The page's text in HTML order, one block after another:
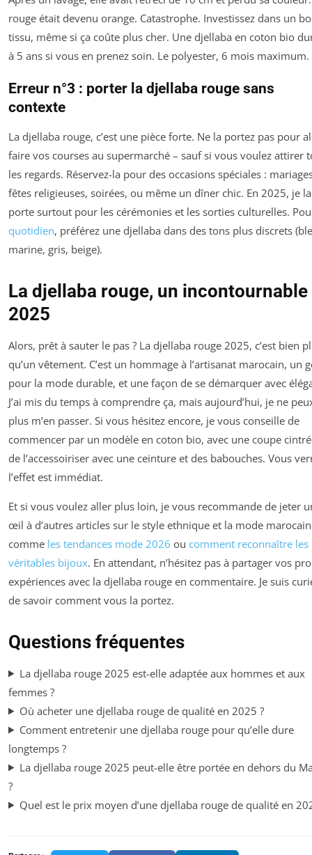
rouge était devenu orange. Catastrophe. Investissez dans un
tissu, même si ça coûte plus cher. Une djellaba en coton bio
à 5 ans si vous en prenez soin. Le polyester, 6 mois maximum.
Erreur n°3 : porter la djellaba rouge sans
contexte
La djellaba rouge, c’est une pièce forte. Ne la portez pas pour
faire vos courses au supermarché – sauf si vous voulez attirer
les regards. Réservez-la pour des occasions spéciales :
fêtes religieuses, soirées, ou même un dîner chic. En 2025, je la
porte surtout pour les cérémonies et les sorties culturelles.
quotidien, préférez une djellaba dans des tons plus discrets
marine, gris, beige).
La djellaba rouge, un incontournable
2025
Alors, prêt à sauter le pas ? La djellaba rouge 2025, c’est bien
qu’un vêtement. C’est un hommage à l’artisanat marocain, un
pour la mode durable, et une façon de se démarquer avec
J’ai mis du temps à comprendre ça, mais aujourd’hui, je ne
plus m’en passer. Si vous hésitez encore, je vous conseille de
commencer par un modèle en coton bio, avec une coupe
de l’accessoiriser avec une ceinture et des babouches. Vous
l’effet est immédiat.
Et si vous voulez aller plus loin, je vous recommande de jeter
œil à d’autres articles sur le style ethnique et la mode
comme les tendances mode 2026 ou comment reconnaître les
véritables bijoux. En attendant, n’hésitez pas à partager vos
expériences avec la djellaba rouge en commentaire. Je suis
de savoir comment vous la portez.
Questions fréquentes
La djellaba rouge 2025 est-elle adaptée aux hommes et aux
femmes ?
Où acheter une djellaba rouge de qualité en 2025 ?
Comment entretenir une djellaba rouge pour qu’elle dure
longtemps ?
La djellaba rouge 2025 peut-elle être portée en dehors du
?
Quel est le prix moyen d’une djellaba rouge de qualité en